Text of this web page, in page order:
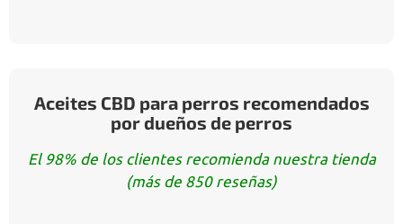
Aceites CBD para perros recomendados
por dueños de perros
El 98% de los clientes recomienda nuestra tienda
(más de 850 reseñas)